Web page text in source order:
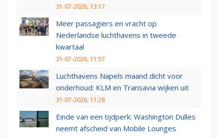
31-07-2026, 13:17
Meer passagiers en vracht op
Nederlandse luchthavens in tweede
kwartaal
31-07-2026, 11:57
Luchthavens Napels maand dicht voor
onderhoud: KLM en Transavia wijken uit
31-07-2026, 11:28
Einde van een tijdperk: Washington Dulles
neemt afscheid van Mobile Lounges